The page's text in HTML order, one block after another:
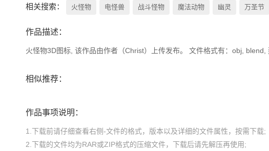
相关搜索： 火怪物 电怪兽 战斗怪物 魔法动物 幽灵 万圣节
作品描述：
火怪物3D图标, 该作品由作者（Christ）上传发布。 文件格式有：obj,
相似推荐：
作品事项说明：
1.下载前请仔细查看右侧-文件的格式，版本以及详细的文件属性，按需下载;
2.下载的文件均为RAR或ZIP格式的压缩文件，下载后请先解压再使用;